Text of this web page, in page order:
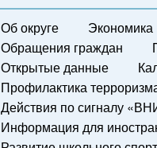
Об округе Экономика
Обращения граждан
Открытые данные
Профилактика
Действия по сигналу
Информация для